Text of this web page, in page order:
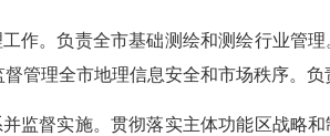
。负责全市基础测绘和测绘行业管理
管理全市地理信息安全和市场秩序。
督实施。贯彻落实主体功能区战略和